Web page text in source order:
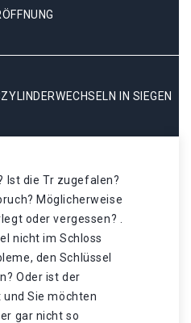
IN SIEGEN
Ist die Tr zugefalen?
Möglicherweise
oder vergessen? .
nicht im Schloss
den Schlüssel
Oder ist der
Sie möchten
gar nicht so